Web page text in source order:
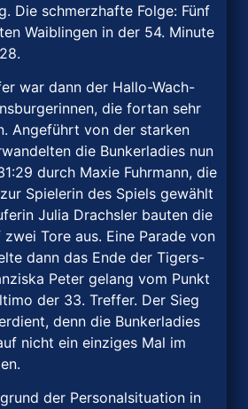
Die schmerzhafte Folge: Fünf
Waiblingen in der 54. Minute
war dann der Hallo-Wach-
die fortan sehr
Angeführt von der starken
die Bunkerladies nun
durch Maxie Fuhrmann, die
Spielerin des Spiels gewählt
Julia Drachsler bauten die
Tore aus. Eine Parade von
dann das Ende der Tigers-
Peter gelang vom Punkt
der 33. Treffer. Der Sieg
denn die Bunkerladies
nicht ein einziges Mal im
der Personalsituation in